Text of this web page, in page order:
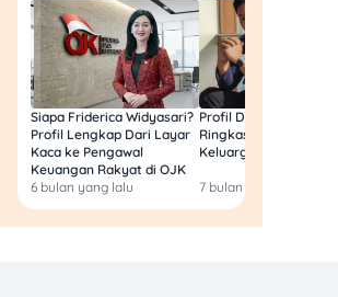
Oppo Find X8 Series baru
saja launching! Nikmati
diskon hingga Rp1 juta dan
cicilan 0% hingga 12 bulan
dengan Kartu Kredit BNI.
Makin hemat dan gampang
Siapa Friderica Widyasari?
Profil Lengkap Dari Layar
Kaca ke Pengawal
Keuangan Rakyat di OJK
6 bulan yang lalu
Profil Darma
Ringkas Latar
Keluarga dan Bisnisnya
7 bulan yang lalu